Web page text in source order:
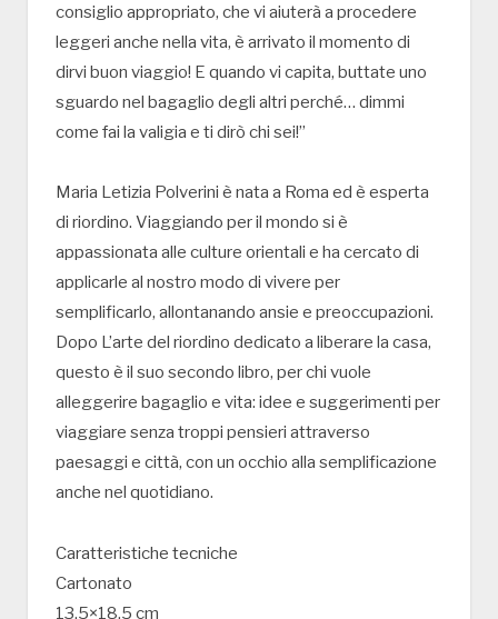
consiglio appropriato, che vi aiuterà a procedere
leggeri anche nella vita, è arrivato il momento di
dirvi buon viaggio! E quando vi capita, buttate uno
sguardo nel bagaglio degli altri perché… dimmi
come fai la valigia e ti dirò chi sei!”
Maria Letizia Polverini è nata a Roma ed è esperta
di riordino. Viaggiando per il mondo si è
appassionata alle culture orientali e ha cercato di
applicarle al nostro modo di vivere per
semplificarlo, allontanando ansie e preoccupazioni.
Dopo L’arte del riordino dedicato a liberare la casa,
questo è il suo secondo libro, per chi vuole
alleggerire bagaglio e vita: idee e suggerimenti per
viaggiare senza troppi pensieri attraverso
paesaggi e città, con un occhio alla semplificazione
anche nel quotidiano.
Caratteristiche tecniche
Cartonato
13,5×18,5 cm